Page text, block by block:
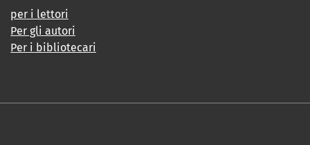
per i lettori
Per gli autori
Per i bibliotecari